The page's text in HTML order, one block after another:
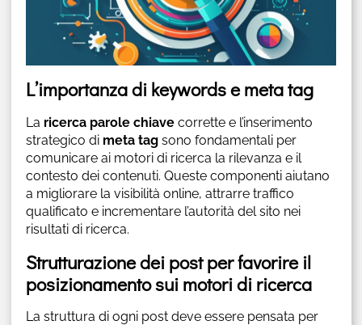
L’importanza di keywords e meta tag
La ricerca parole chiavecorrette e l’inserimento
strategico di meta tagsono fondamentali per
comunicare ai motori di ricerca la rilevanza e il
contesto dei contenuti. Queste componenti aiutano
a migliorare la visibilità online, attrarre traffico
qualificato e incrementare l’autorità del sito nei
risultati di ricerca.
Strutturazione dei post per favorire il
posizionamento sui motori di ricerca
La struttura di ogni post deve essere pensata per